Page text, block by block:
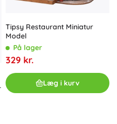
Tipsy Restaurant Miniatur
Model
På lager
329 kr.
Læg i kurv